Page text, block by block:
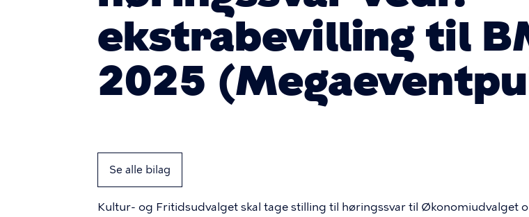
ekstrabevilling til
2025
Se alle bilag
Kultur- og Fritidsudvalget skal tage stilling til høringssvar til Økonomiudvalget